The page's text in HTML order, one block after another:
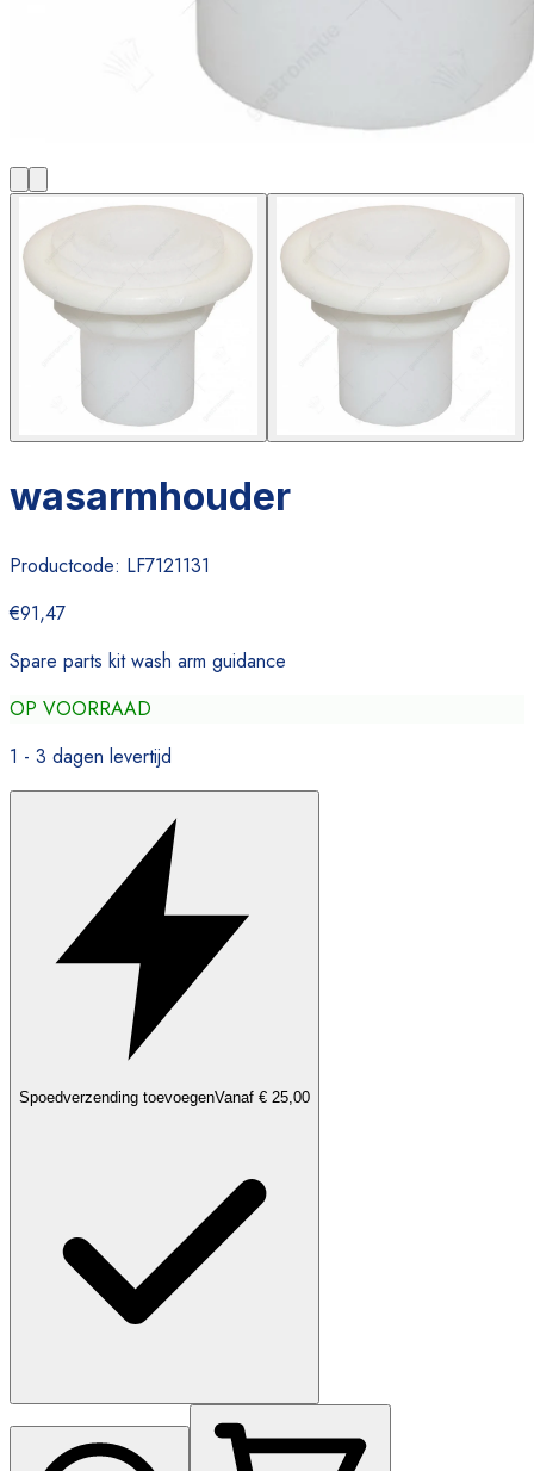
wasarmhouder
Productcode: LF7121131
€91,47
Spare parts kit wash arm guidance
OP VOORRAAD
1 - 3 dagen levertijd
Spoedverzending toevoegenVanaf € 25,00